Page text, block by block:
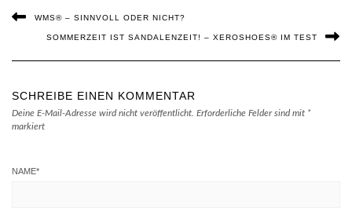
WMS® – SINNVOLL ODER NICHT?
SOMMERZEIT IST SANDALENZEIT! – XEROSHOES® IM TEST
SCHREIBE EINEN KOMMENTAR
Deine E-Mail-Adresse wird nicht veröffentlicht. Erforderliche Felder sind mit *
markiert
NAME*